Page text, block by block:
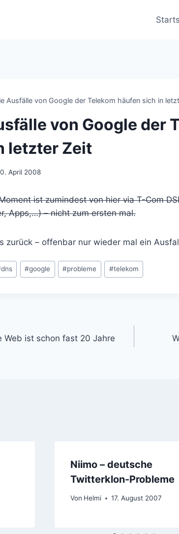
Ausfälle von Google der Telekom häufen sich in
von Google der
letzter Zeit
April 2008
ist zumindest von hier via T-Com
Apps,…) – nicht zum ersten mal.
zurück – offenbar nur wieder mal ein
dns #google #probleme #telekom
Web ist schon fast 20 Jahre
Niimo – deutsche
Twitterklon-Probleme
Von Helmi 17. August 2007